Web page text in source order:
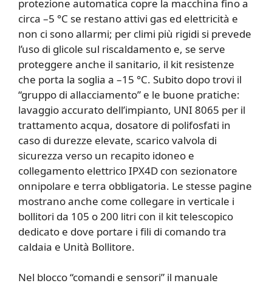
protezione automatica copre la macchina fino a
circa –5 °C se restano attivi gas ed elettricità e
non ci sono allarmi; per climi più rigidi si prevede
l’uso di glicole sul riscaldamento e, se serve
proteggere anche il sanitario, il kit resistenze
che porta la soglia a –15 °C. Subito dopo trovi il
“gruppo di allacciamento” e le buone pratiche:
lavaggio accurato dell’impianto, UNI 8065 per il
trattamento acqua, dosatore di polifosfati in
caso di durezze elevate, scarico valvola di
sicurezza verso un recapito idoneo e
collegamento elettrico IPX4D con sezionatore
onnipolare e terra obbligatoria. Le stesse pagine
mostrano anche come collegare in verticale i
bollitori da 105 o 200 litri con il kit telescopico
dedicato e dove portare i fili di comando tra
caldaia e Unità Bollitore.
Nel blocco “comandi e sensori” il manuale